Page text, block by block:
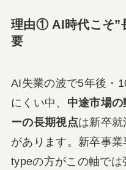
理由① AI時代こそ”
要
AI失業の波で5年後・
にくい中、 中途市場
ーの長期視点は新卒
があります。新卒事
typeの方がこの軸では